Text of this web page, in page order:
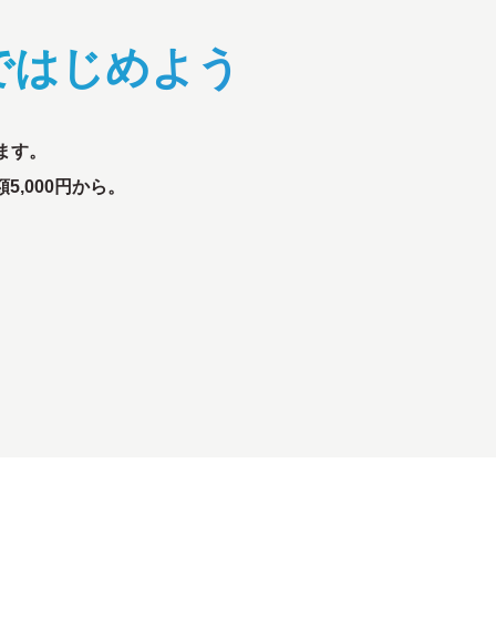
じめよう
。
円から。